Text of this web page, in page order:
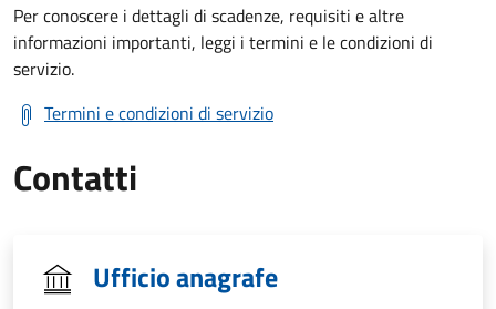
Per conoscere i dettagli di scadenze, requisiti e altre
informazioni importanti, leggi i termini e le condizioni di
servizio.
Termini e condizioni di servizio
Contatti
Ufficio anagrafe